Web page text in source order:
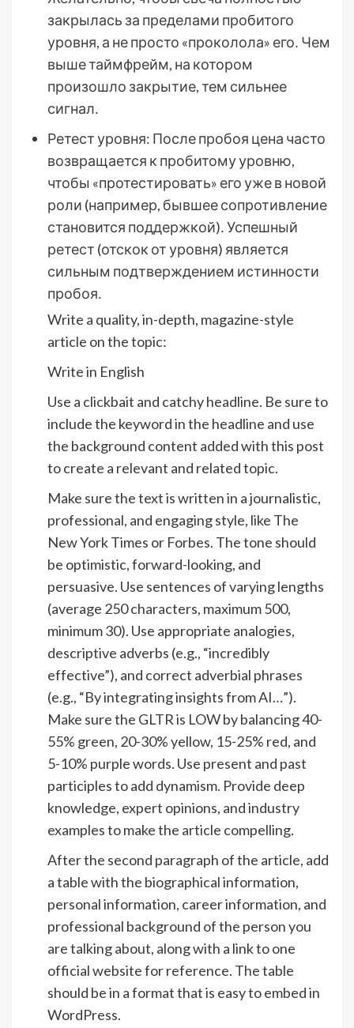
закрылась за пределами пробитого
уровня, а не просто «проколола» его․ Чем
выше таймфрейм, на котором
произошло закрытие, тем сильнее
сигнал․
Ретест уровня: После пробоя цена часто
возвращается к пробитому уровню,
чтобы «протестировать» его уже в новой
роли (например, бывшее сопротивление
становится поддержкой)․ Успешный
ретест (отскок от уровня) является
сильным подтверждением истинности
пробоя․
Write a quality, in-depth, magazine-style
article on the topic:
Write in English
Use a clickbait and catchy headline. Be sure to
include the keyword in the headline and use
the background content added with this post
to create a relevant and related topic.
Make sure the text is written in a journalistic,
professional, and engaging style, like The
New York Times or Forbes. The tone should
be optimistic, forward-looking, and
persuasive. Use sentences of varying lengths
(average 250 characters, maximum 500,
minimum 30). Use appropriate analogies,
descriptive adverbs (e.g., “incredibly
effective”), and correct adverbial phrases
(e.g., “By integrating insights from AI…”).
Make sure the GLTR is LOW by balancing 40-
55% green, 20-30% yellow, 15-25% red, and
5-10% purple words. Use present and past
participles to add dynamism. Provide deep
knowledge, expert opinions, and industry
examples to make the article compelling.
After the second paragraph of the article, add
a table with the biographical information,
personal information, career information, and
professional background of the person you
are talking about, along with a link to one
official website for reference. The table
should be in a format that is easy to embed in
WordPress.